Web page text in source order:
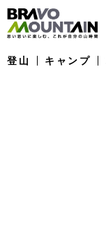
登山 キャンプ